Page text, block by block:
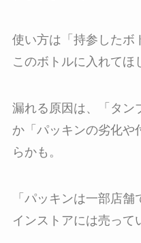
使い方は「持参したボ
このボトルに入れてほ
漏れる原因は、「タン
か「パッキンの劣化や
らかも。
「パッキンは一部店
インストアには売って